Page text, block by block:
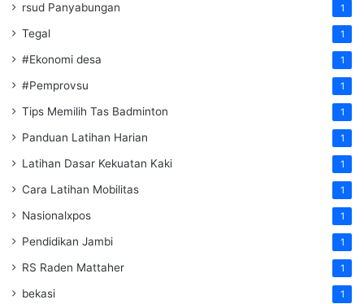
rsud Panyabungan 1
Tegal 1
#Ekonomi desa 1
#Pemprovsu 1
Tips Memilih Tas Badminton 1
Panduan Latihan Harian 1
Latihan Dasar Kekuatan Kaki 1
Cara Latihan Mobilitas 1
Nasionalxpos 1
Pendidikan Jambi 1
RS Raden Mattaher 1
bekasi 1